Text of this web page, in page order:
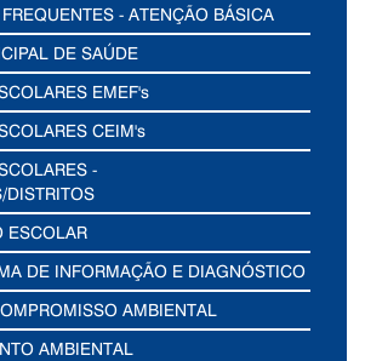
- ATENÇÃO BÁSICA
DE SAÚDE
EMEF's
CEIM's
-
DISTRITOS
ESCOLAR
DE INFORMAÇÃO E DIAGNÓSTICO
AMBIENTAL
AMBIENTAL